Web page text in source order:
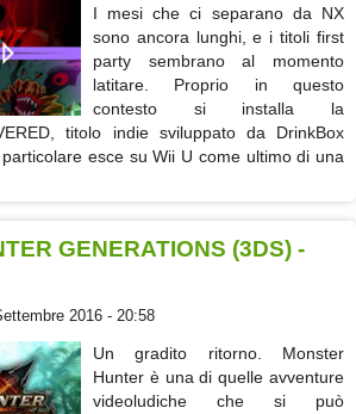
I mesi che ci separano da NX
sono ancora lunghi, e i titoli first
party sembrano al momento
latitare. Proprio in questo
contesto si installa la
titolo indie sviluppato da DrinkBox
esce su Wii U come ultimo di una
GENERATIONS (3DS) -
2016 - 20:58
Un gradito ritorno. Monster
Hunter è una di quelle avventure
videoludiche che si può